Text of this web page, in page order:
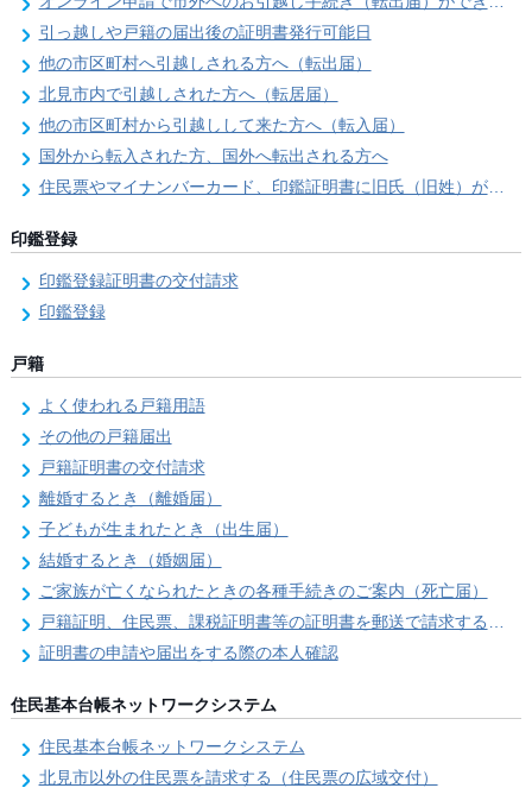
引っ越しや戸籍の届出後の証明書発行可能日
他の市区町村へ引越しされる方へ（転出届）
北見市内で引越しされた方へ（転居届）
他の市区町村から引越しして来た方へ（転入届）
国外から転入された方、国外へ転出される方へ
住民票やマイナンバーカード、印鑑証明書に旧氏（旧姓）が併記できるようになりました！
印鑑登録
印鑑登録証明書の交付請求
印鑑登録
戸籍
よく使われる戸籍用語
その他の戸籍届出
戸籍証明書の交付請求
離婚するとき（離婚届）
子どもが生まれたとき（出生届）
結婚するとき（婚姻届）
ご家族が亡くなられたときの各種手続きのご案内（死亡届）
戸籍証明、住民票、課税証明書等の証明書を郵送で請求する際の本人確認
証明書の申請や届出をする際の本人確認
住民基本台帳ネットワークシステム
住民基本台帳ネットワークシステム
北見市以外の住民票を請求する（住民票の広域交付）